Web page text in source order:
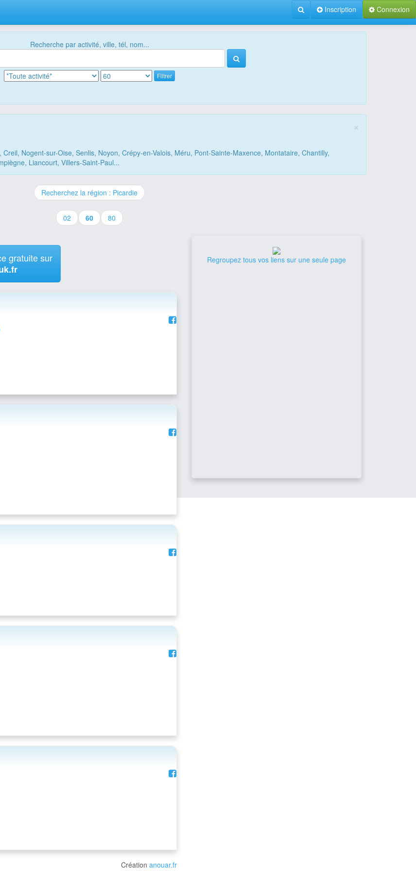
Connexion
Inscription
Recherche par activité, ville, tél, nom...
Filtrer
×
Creil, Nogent-sur-Oise, Senlis, Noyon, Crépy-en-Valois, Méru, Pont-Sainte-Maxence, Montataire, Chantilly,
Liancourt, Villers-Saint-Paul...
Recherchez la région : Picardie
02 60(current)
80
gratuite sur
Création anouar.fr
Regroupez tous vos liens sur une seule page